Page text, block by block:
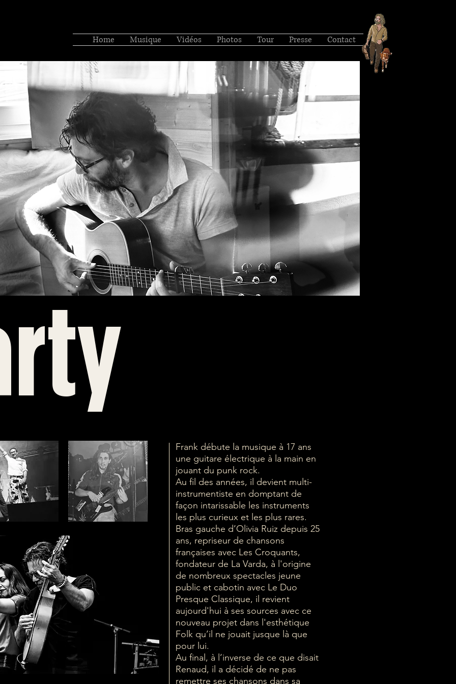
Home Musique Vidéos Photos Tour Presse Contact
Frank débute la musique à 17 ans
une guitare électrique à la main en
jouant du punk rock.
Au fil des années, il devient multi-
instrumentiste en domptant de
façon intarissable les instruments
les plus curieux et les plus rares.
Bras gauche d’Olivia Ruiz depuis 25
ans, repriseur de chansons
françaises avec Les Croquants,
fondateur de La Varda, à l'origine
de nombreux spectacles jeune
public et cabotin avec Le Duo
Presque Classique, il revient
aujourd'hui à ses sources avec ce
nouveau projet dans l'esthétique
Folk qu’il ne jouait jusque là que
pour lui.
Au final, à l’inverse de ce que disait
Renaud, il a décidé de ne pas
remettre ses chansons dans sa